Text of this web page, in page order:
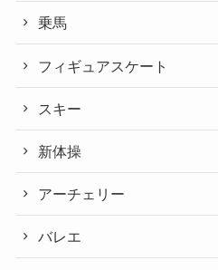
乗馬
フィギュアスケート
スキー
新体操
アーチェリー
バレエ